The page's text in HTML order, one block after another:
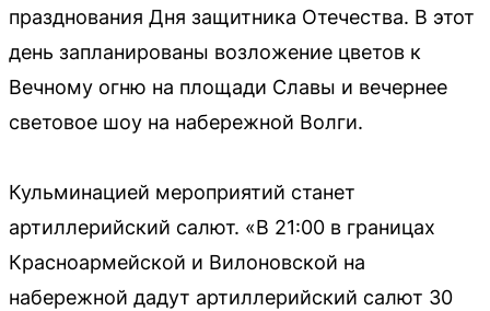
празднования Дня защитника Отечества. В этот
день запланированы возложение цветов к
Вечному огню на площади Славы и вечернее
световое шоу на набережной Волги.
Кульминацией мероприятий станет
артиллерийский салют. «В 21:00 в границах
Красноармейской и Вилоновской на
набережной дадут артиллерийский салют 30